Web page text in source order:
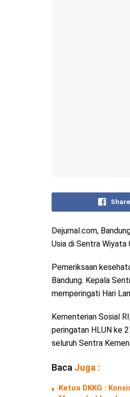
Share
Dejurnal.com,
Usia di Sentra Wiyata
Pemeriksaan
Bandung. Kepala
memperingati Hari
Kementerian Sosial
peringatan HLUN ke
seluruh Sentra
Baca Juga :
Ketua DKKG :